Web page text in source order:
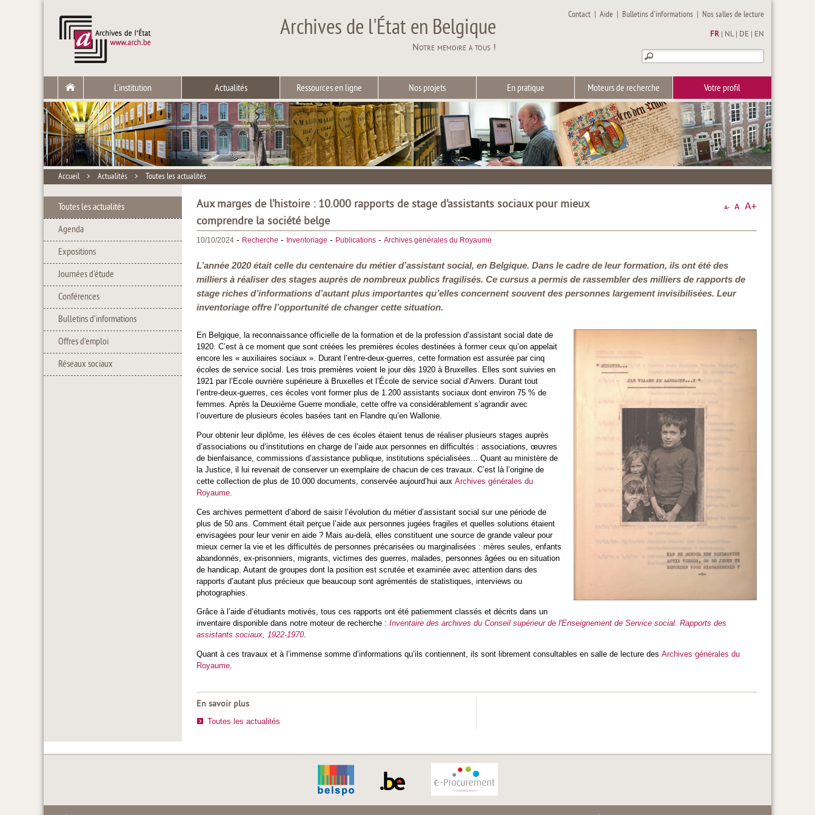
Archives de l'État en Belgique
Notre mémoire à tous !
Contact |Aide | Bulletins d'informations | Nos salles de lecture
FR NL| DE EN
L'institution Actualités Ressources en ligne Nos projets En pratique Moteurs de recherche Votre profil
Accueil > Actualités > Toutes les actualités
Toutes les actualités
Agenda
Expositions
Journées d'étude
Conférences
Bulletins d'informations
Offres d'emploi
Réseaux sociaux
Aux marges de l’histoire : 10.000 rapports de stage d’assistants sociaux pour mieux
comprendre la société belge
10/10/2024 - Recherche - Inventoriage - Publications - Archives générales du Royaume
L’année 2020 était celle du centenaire du métier d’assistant social, en Belgique. Dans le cadre de leur formation, ils ont été des
milliers à réaliser des stages auprès de nombreux publics fragilisés. Ce cursus a permis de rassembler des milliers de rapports de
stage riches d’informations d’autant plus importantes qu’elles concernent souvent des personnes largement invisibilisées. Leur
inventoriage offre l’opportunité de changer cette situation.
En Belgique, la reconnaissance officielle de la formation et de la profession d’assistant social date de
1920. C’est à ce moment que sont créées les premières écoles destinées à former ceux qu’on appelait
encore les « auxiliaires sociaux ». Durant l’entre-deux-guerres, cette formation est assurée par cinq
écoles de service social. Les trois premières voient le jour dès 1920 à Bruxelles. Elles sont suivies en
1921 par l’Ecole ouvrière supérieure à Bruxelles et l’École de service social d’Anvers. Durant tout
l’entre-deux-guerres, ces écoles vont former plus de 1.200 assistants sociaux dont environ 75 % de
femmes. Après la Deuxième Guerre mondiale, cette offre va considérablement s’agrandir avec
l’ouverture de plusieurs écoles basées tant en Flandre qu’en Wallonie.
Pour obtenir leur diplôme, les élèves de ces écoles étaient tenus de réaliser plusieurs stages auprès
d’associations ou d’institutions en charge de l’aide aux personnes en difficultés : associations, œuvres
de bienfaisance, commissions d’assistance publique, institutions spécialisées... Quant au ministère de
la Justice, il lui revenait de conserver un exemplaire de chacun de ces travaux. C’est là l’origine de
cette collection de plus de 10.000 documents, conservée aujourd’hui aux Archives générales du
Royaume
Ces archives permettent d’abord de saisir l’évolution du métier d’assistant social sur une période de
plus de 50 ans. Comment était perçue l’aide aux personnes jugées fragiles et quelles solutions étaient
envisagées pour leur venir en aide ? Mais au-delà, elles constituent une source de grande valeur pour
mieux cerner la vie et les difficultés de personnes précarisées ou marginalisées : mères seules, enfants
abandonnés, ex-prisonniers, migrants, victimes des guerres, malades, personnes âgées ou en situation
de handicap. Autant de groupes dont la position est scrutée et examinée avec attention dans des
rapports d’autant plus précieux que beaucoup sont agrémentés de statistiques, interviews ou
photographies.
Grâce à l’aide d’étudiants motivés, tous ces rapports ont été patiemment classés et décrits dans un
inventaire disponible dans notre moteur de recherche : Inventaire des archives du Conseil supérieur de l'Enseignement de Service social. Rapports des
assistants sociaux, 1922-1970.
Quant à ces travaux et à l’immense somme d’informations qu’ils contiennent, ils sont librement consultables en salle de lecture des Archives générales du
Royaume.
En savoir plus
Toutes les actualités